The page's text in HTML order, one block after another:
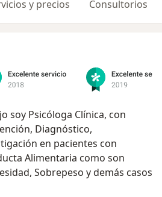
y precios Consultorios
soy Psicóloga Clínica, con
Diagnóstico,
en pacientes con
Alimentaria como son
Sobrepeso y demás casos